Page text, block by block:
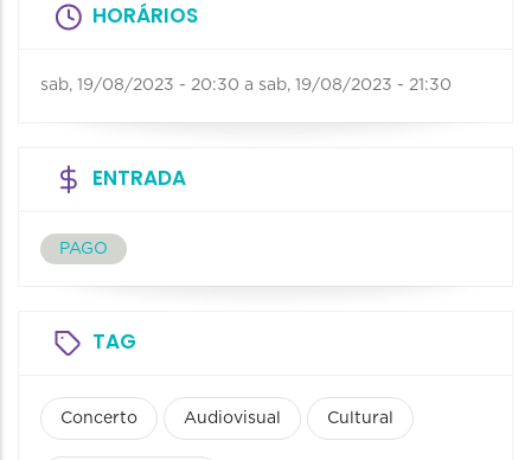
HORÁRIOS
sab, 19/08/2023 - 20:30 a sab, 19/08/2023 - 21:30
ENTRADA
PAGO
TAG
Concerto Audiovisual Cultural